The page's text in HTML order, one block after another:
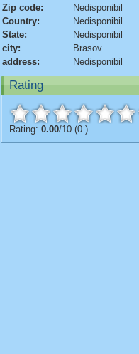
Zip code:
Nedisponibil
Country:
Nedisponibil
State:
Nedisponibil
city:
Brasov
address:
Nedisponibil
Rating
Rating: 0.00/10 (0 )